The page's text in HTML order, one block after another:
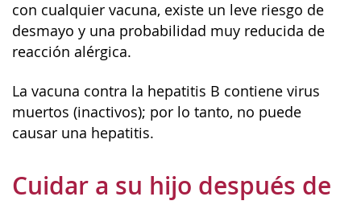
con cualquier vacuna, existe un leve riesgo de
desmayo y una probabilidad muy reducida de
reacción alérgica.
La vacuna contra la hepatitis B contiene virus
muertos (inactivos); por lo tanto, no puede
causar una hepatitis.
Cuidar a su hijo después de